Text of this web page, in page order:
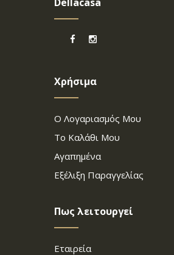
Χρήσιμα
Ο Λογαριασμός Μου
Το Καλάθι Μου
Αγαπημένα
Εξέλιξη Παραγγελίας
Πως λειτουργεί
Εταιρεία